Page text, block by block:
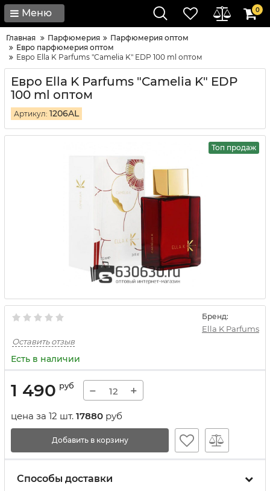
Меню 0
Главная Парфюмерия
Парфюмерия оптом
Евро парфюмерия оптом
Евро Ella K Parfums "Camelia K" EDP 100 ml оптом
Евро Ella K Parfums "Camelia K" EDP
100 ml оптом
Артикул: 1206AL
Топ продаж
Бренд:
Ella K Parfums
Оставить отзыв
Есть в наличии
1 490 руб − +
цена за 12 шт. 17880 руб
Добавить в корзину
Способы доставки